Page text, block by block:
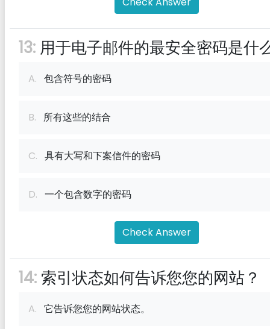
13: 用于电子邮件的最安全密码是什
A. 包含符号的密码
B. 所有这些的结合
C. 具有大写和下案信件的密码
D. 一个包含数字的密码
Check Answer
14: 索引状态如何告诉您您的网站？
A. 它告诉您您的网站状态。